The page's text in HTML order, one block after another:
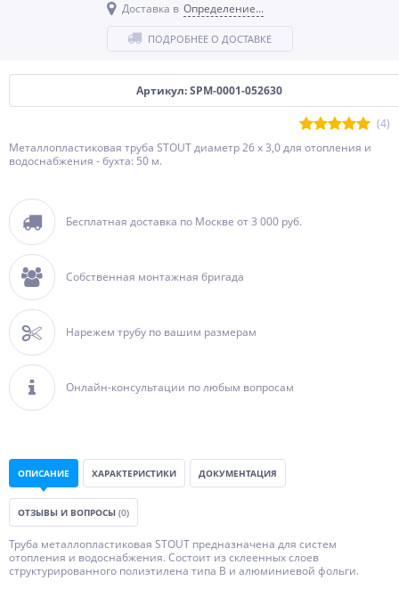
Артикул: SPM-0001-052630
(4)
Металлопластиковая труба STOUT диаметр 26 х 3,0 для отопления и
водоснабжения - бухта: 50 м.
Бесплатная доставка по Москве от 3 000 руб.
Собственная монтажная бригада
Нарежем трубу по вашим размерам
Онлайн-консультации по любым вопросам
Доставка в Определение...
ПОДРОБНЕЕ О ДОСТАВКЕ
ОПИСАНИЕ ХАРАКТЕРИСТИКИ ДОКУМЕНТАЦИЯ
ОТЗЫВЫ И ВОПРОСЫ (0)
Труба металлопластиковая STOUT предназначена для систем
отопления и водоснабжения. Состоит из склеенных слоев
структурированного полиэтилена типа B и алюминиевой фольги.